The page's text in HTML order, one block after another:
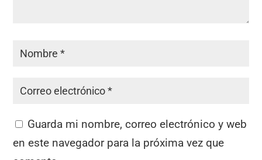
Guarda mi nombre, correo electrónico y web
en este navegador para la próxima vez que